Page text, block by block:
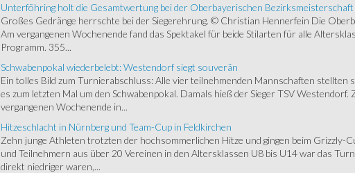
Unterföhring holt die Gesamtwertung bei der Oberbayerischen Bezirksmeisterschaft
Großes Gedränge herrschte bei der Siegerehrung. © Christian Hennerfein Die
Am vergangenen Wochenende fand das Spektakel für beide Stilarten für alle
Programm. 355...
Schwabenpokal wiederbelebt: Westendorf siegt souverän
Ein tolles Bild zum Turnierabschluss: Alle vier teilnehmenden Mannschaften stellten
es zum letzten Mal um den Schwabenpokal. Damals hieß der Sieger TSV
vergangenen Wochenende in...
Hitzeschlacht in Nürnberg und Team-Cup in Feldkirchen
Zehn junge Athleten trotzten der hochsommerlichen Hitze und gingen beim Grizzly-
und Teilnehmern aus über 20 Vereinen in den Altersklassen U8 bis U14 war das
direkt niedriger waren,...